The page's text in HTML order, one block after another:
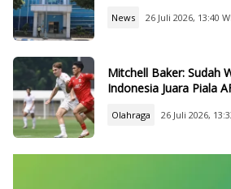
News 26 Juli 2026, 13:40
Mitchell Baker: Sudah
Indonesia Juara Piala
Olahraga 26 Juli 2026,